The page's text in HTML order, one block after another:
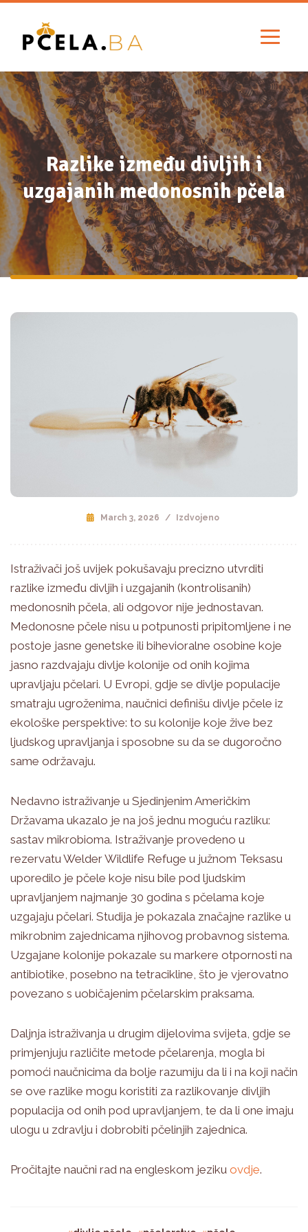
Razlike između divljih i
uzgajanih medonosnih pčela
March 3, 2026 / Izdvojeno
Istraživači još uvijek pokušavaju precizno utvrditi
razlike između divljih i uzgajanih (kontrolisanih)
medonosnih pčela, ali odgovor nije jednostavan.
Medonosne pčele nisu u potpunosti pripitomljene i ne
postoje jasne genetske ili bihevioralne osobine koje
jasno razdvajaju divlje kolonije od onih kojima
upravljaju pčelari. U Evropi, gdje se divlje populacije
smatraju ugroženima, naučnici definišu divlje pčele iz
ekološke perspektive: to su kolonije koje žive bez
ljudskog upravljanja i sposobne su da se dugoročno
same održavaju.
Nedavno istraživanje u Sjedinjenim Američkim
Državama ukazalo je na još jednu moguću razliku:
sastav mikrobioma. Istraživanje provedeno u
rezervatu Welder Wildlife Refuge u južnom Teksasu
uporedilo je pčele koje nisu bile pod ljudskim
upravljanjem najmanje 30 godina s pčelama koje
uzgajaju pčelari. Studija je pokazala značajne razlike u
mikrobnim zajednicama njihovog probavnog sistema.
Uzgajane kolonije pokazale su markere otpornosti na
antibiotike, posebno na tetracikline, što je vjerovatno
povezano s uobičajenim pčelarskim praksama.
Daljnja istraživanja u drugim dijelovima svijeta, gdje se
primjenjuju različite metode pčelarenja, mogla bi
pomoći naučnicima da bolje razumiju da li i na koji način
se ove razlike mogu koristiti za razlikovanje divljih
populacija od onih pod upravljanjem, te da li one imaju
ulogu u zdravlju i dobrobiti pčelinjih zajednica.
Pročitajte naučni rad na engleskom jeziku ovdje.